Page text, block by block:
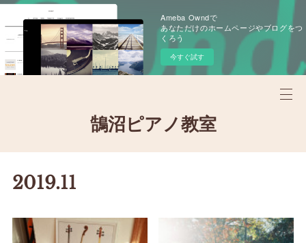
Ameba Owndで
あなただけのホームページやブログをつ
くろう
今すぐ試す
鵠沼ピアノ教室
2019.11